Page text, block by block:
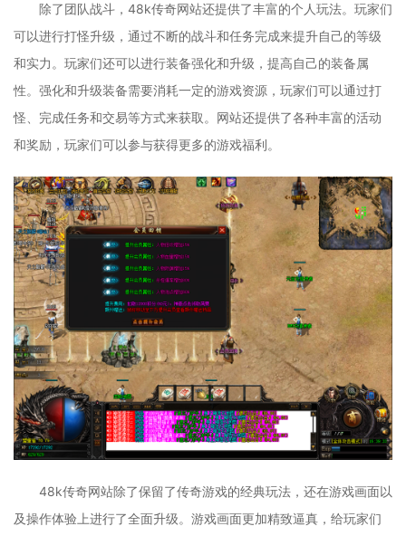
除了团队战斗，48k传奇网站还提供了丰富的个人玩法。玩家们
可以进行打怪升级，通过不断的战斗和任务完成来提升自己的等级
和实力。玩家们还可以进行装备强化和升级，提高自己的装备属
性。强化和升级装备需要消耗一定的游戏资源，玩家们可以通过打
怪、完成任务和交易等方式来获取。网站还提供了各种丰富的活动
和奖励，玩家们可以参与获得更多的游戏福利。
48k传奇网站除了保留了传奇游戏的经典玩法，还在游戏画面以
及操作体验上进行了全面升级。游戏画面更加精致逼真，给玩家们